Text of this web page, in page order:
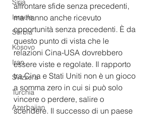
Siria
Israele
Serbia
Kosovo
Iran
Svizzera
Turchia
Azerbaijan
affrontare sfide senza precedenti,
ma hanno anche ricevuto
opportunità senza precedenti. È da
questo punto di vista che le
relazioni Cina-USA dovrebbero
essere viste e regolate. Il rapporto
tra Cina e Stati Uniti non è un gioco
a somma zero in cui si può solo
vincere o perdere, salire o
scendere. Il successo di un paese